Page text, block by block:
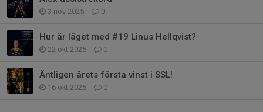
3 nov 2025 0
Hur är läget med #19 Linus Hellqvist?
22 okt 2025 0
Äntligen årets första vinst i SSL!
16 okt 2025 0